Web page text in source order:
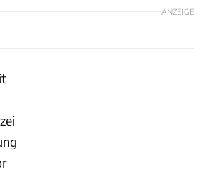
ANZEIGE